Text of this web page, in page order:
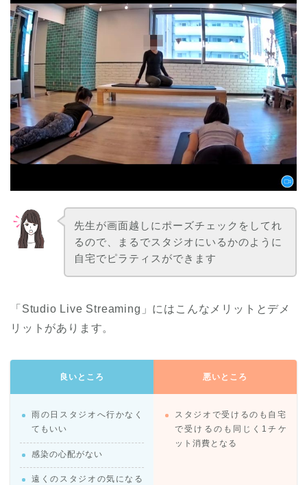
先生が画面越しにポーズチェックをしてれ
るので、まるでスタジオにいるかのように
自宅でピラティスができます
「Studio Live Streaming」にはこんなメリットとデメ
リットがあります。
良いところ
雨の日スタジオへ行かなく
てもいい
感染の心配がない
遠くのスタジオの気になる
悪いところ
スタジオで受けるのも自宅
で受けるのも同じく1チケ
ット消費となる